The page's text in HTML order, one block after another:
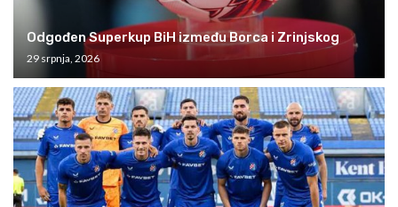
Odgođen Superkup BiH između Borca i Zrinjskog
29 srpnja, 2026